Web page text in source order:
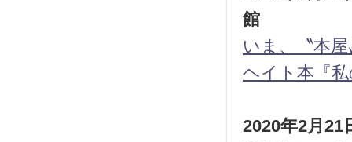
館
いま、〝本
ヘイト本『
2020年2月21